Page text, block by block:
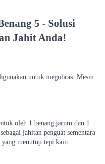
5 - Solusi
Jahit Anda!
untuk megobras. Mesin
oleh 1 benang jarum dan 1
jahitan penguat sementara
menutup tepi kain.